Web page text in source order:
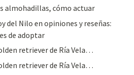
almohadillas, cómo actuar
del Nilo en opiniones y reseñas:
de adoptar
retriever de Ría Vela…
retriever de Ría Vela…